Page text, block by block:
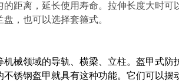
距离，延长使用寿命。拉伸长度大时可
，也可以选择套箍式。
械领域的导轨、横梁、立柱。盔甲式防
锈钢盔甲就具有这种功能。它们可以摆